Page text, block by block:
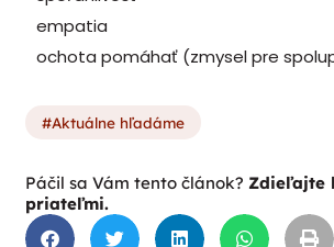
empatia
ochota pomáhať (zmysel pre
Aktuálne hľadáme
Páčil sa Vám tento článok? Zdieľajte
priateľmi.